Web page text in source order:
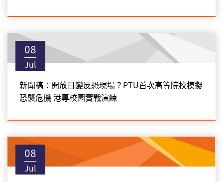
08
Jul
新聞稿：開放日變反恐現場？PTU首次高等院校模擬
恐襲危機 港專校園實戰演練
08
Jul